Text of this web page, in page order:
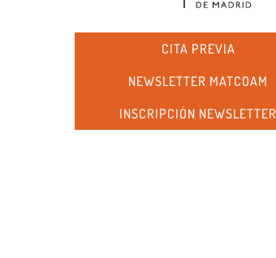
CITA PREVIA
NEWSLETTER MATCOAM
INSCRIPCIÓN NEWSLETTER